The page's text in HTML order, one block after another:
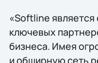
«Softline
ключевых
бизнеса. Имея
и обширную сеть